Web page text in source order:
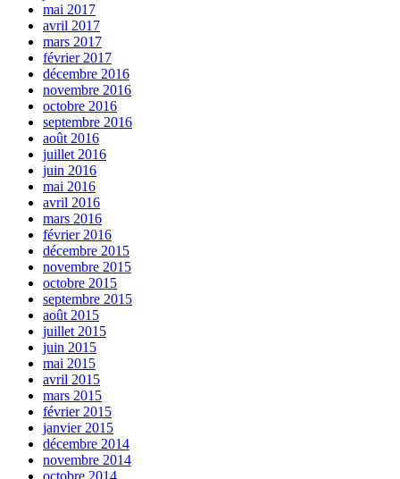
mai 2017
avril 2017
mars 2017
février 2017
décembre 2016
novembre 2016
octobre 2016
septembre 2016
août 2016
juillet 2016
juin 2016
mai 2016
avril 2016
mars 2016
février 2016
décembre 2015
novembre 2015
octobre 2015
septembre 2015
août 2015
juillet 2015
juin 2015
mai 2015
avril 2015
mars 2015
février 2015
janvier 2015
décembre 2014
novembre 2014
octobre 2014